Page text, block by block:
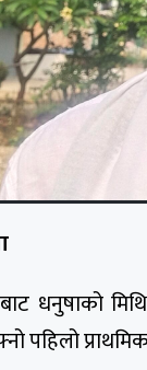
धनुषाको
पहिलो